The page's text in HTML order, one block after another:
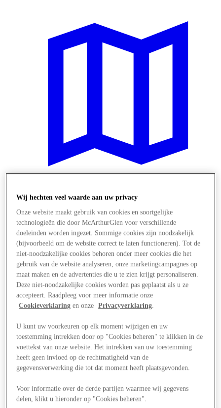
Plan je bezoek
Nieuws
Wij hechten veel waarde aan uw privacy
Onze website maakt gebruik van cookies en soortgelijke
technologieën die door McArthurGlen voor verschillende
doeleinden worden ingezet. Sommige cookies zijn noodzakelijk
(bijvoorbeeld om de website correct te laten functioneren). Tot de
niet-noodzakelijke cookies behoren onder meer cookies die het
gebruik van de website analyseren, onze marketingcampagnes op
maat maken en de advertenties die u te zien krijgt personaliseren.
Deze niet-noodzakelijke cookies worden pas geplaatst als u ze
accepteert. Raadpleeg voor meer informatie onze
Cookieverklaring en onze Privacyverklaring.
U kunt uw voorkeuren op elk moment wijzigen en uw
toestemming intrekken door op "Cookies beheren" te klikken in de
voettekst van onze website. Het intrekken van uw toestemming
heeft geen invloed op de rechtmatigheid van de
gegevensverwerking die tot dat moment heeft plaatsgevonden.
Voor informatie over de derde partijen waarmee wij gegevens
delen, klikt u hieronder op "Cookies beheren".